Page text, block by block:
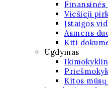
Finansinės
Viešieji
Įstaigos
Asmens
Kiti
Ugdymas
Kitos